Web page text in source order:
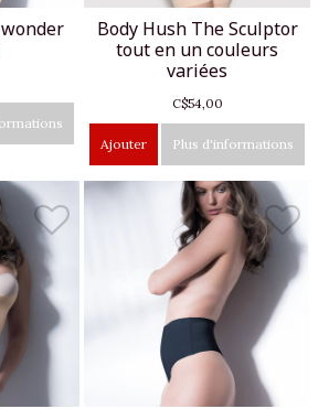
Body Hush The Sculptor
tout en un couleurs
variées
C$54,00
Ajouter Plus d'informations